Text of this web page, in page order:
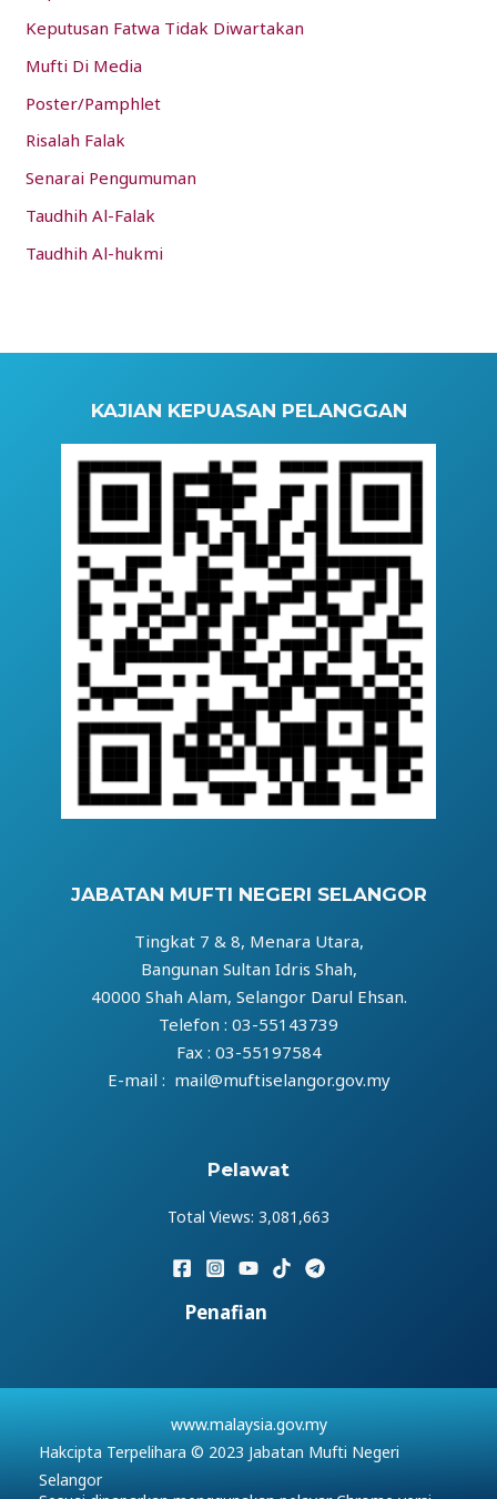
Keputusan Fatwa Tidak Diwartakan
Mufti Di Media
Poster/Pamphlet
Risalah Falak
Senarai Pengumuman
Taudhih Al-Falak
Taudhih Al-hukmi
KAJIAN KEPUASAN PELANGGAN
JABATAN MUFTI NEGERI SELANGOR
Tingkat 7 & 8, Menara Utara,
Bangunan Sultan Idris Shah,
40000 Shah Alam, Selangor Darul Ehsan.
Telefon : 03-55143739
Fax : 03-55197584
E-mail : mail@muftiselangor.gov.my
Pelawat
Total Views: 3,081,663
Penafian
www.malaysia.gov.my
Hakcipta Terpelihara © 2023 Jabatan Mufti Negeri
Selangor